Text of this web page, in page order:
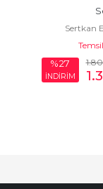
Sertkan
%27
İNDİRİM